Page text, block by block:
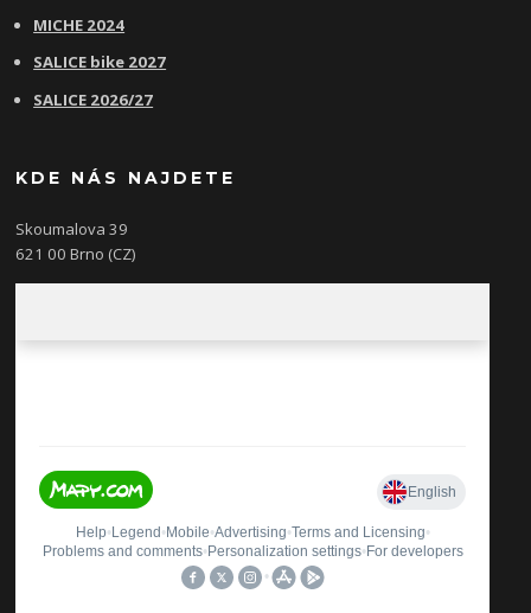
MICHE 2024
SALICE bike 2027
SALICE 2026/27
KDE NÁS NAJDETE
Skoumalova 39
621 00 Brno (CZ)